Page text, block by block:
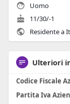
Uomo
11/30/-1
Residente a
Ulteriori
Codice Fiscale
Partita Iva